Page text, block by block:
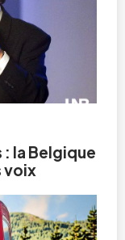
: la Belgique
voix